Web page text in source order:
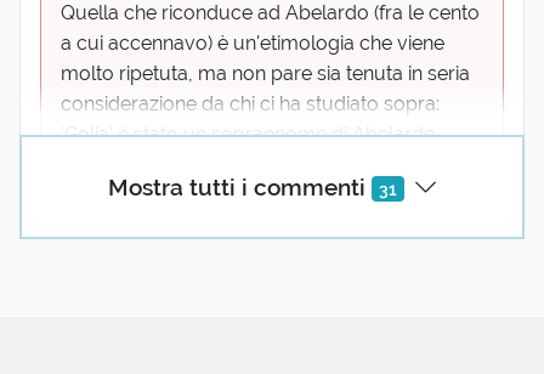
Mostra tutti i commenti 31
Quella che riconduce ad Abelardo (fra le cento
a cui accennavo) è un'etimologia che viene
molto ripetuta, ma non pare sia tenuta in seria
considerazione da chi ci ha studiato sopra:
'Golia' è stato un soprannome di Abelardo
attinge a un immaginario diabolico;